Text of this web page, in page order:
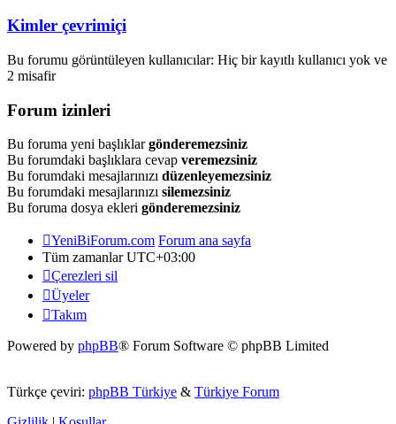
Kimler çevrimiçi
Bu forumu görüntüleyen kullanıcılar: Hiç bir kayıtlı kullanıcı yok ve
2 misafir
Forum izinleri
Bu foruma yeni başlıklargönderemezsiniz
Bu forumdaki başlıklara cevap veremezsiniz
Bu forumdaki mesajlarınızı düzenleyemezsiniz
Bu forumdaki mesajlarınızı silemezsiniz
Bu foruma dosya ekleri gönderemezsiniz
YeniBiForum.com Forum ana sayfa
Tüm zamanlarUTC+03:00
Çerezleri sil
Üyeler
Takım
Powered by phpBB® Forum Software © phpBB Limited
Türkçe çeviri: phpBB Türkiye & Türkiye Forum